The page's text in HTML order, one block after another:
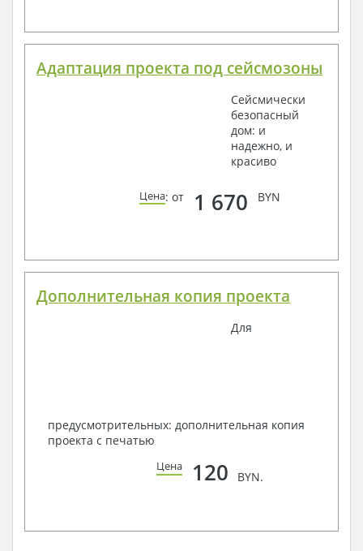
Адаптация проекта под сейсмозоны
Сейсмически
безопасный
дом: и
надежно, и
красиво
Цена: от 1 670 BYN
Дополнительная копия проекта
Для
предусмотрительных: дополнительная копия
проекта с печатью
Цена 120 BYN.